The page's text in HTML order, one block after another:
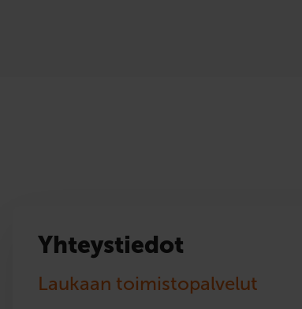
Yhteystiedot
Laukaan toimistopalvelut